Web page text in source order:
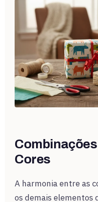
Cores
A harmonia entre as
os demais elementos